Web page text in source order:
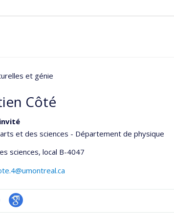
et génie
Côté
et des sciences - Département de physique
sciences, local B-4047
Google